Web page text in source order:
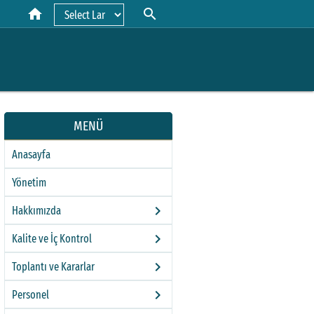
home search
MENÜ
Anasayfa
Yönetim
Hakkımızda keyboard_arrow_right
Kalite ve İç Kontrol keyboard_arrow_right
Toplantı ve Kararlar keyboard_arrow_right
Personel keyboard_arrow_right